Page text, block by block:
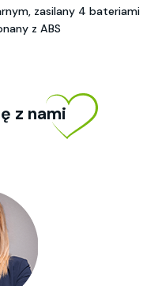
zasilany 4 bateriami
z ABS
z nami